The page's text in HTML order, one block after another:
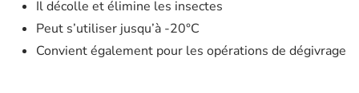
Il décolle et élimine les insectes
Peut s’utiliser jusqu’à -20°C
Convient également pour les opérations de dégivrage